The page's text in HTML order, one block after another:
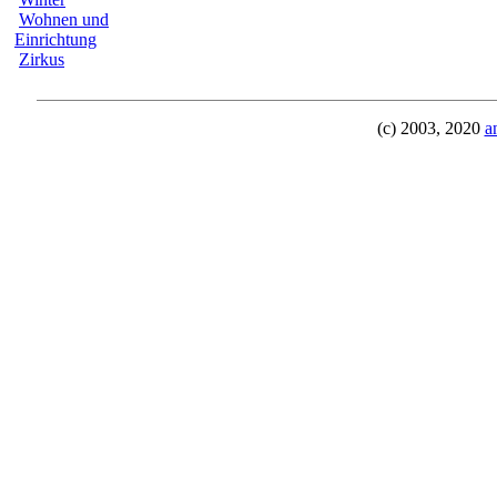
Wohnen und
Einrichtung
Zirkus
(c) 2003, 2020